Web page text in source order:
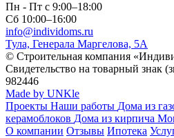
Пн - Пт с 9:00–18:00
Сб 10:00–16:00
info@individoms.ru
Тула, Генерала Маргелова, 5А
© Строительная компания
Свидетельство на товарный знак
982446
Made by UNKle
Проекты Наши работы Дома из
керамоблоков Дома из кирпича
О компании Отзывы Ипотека